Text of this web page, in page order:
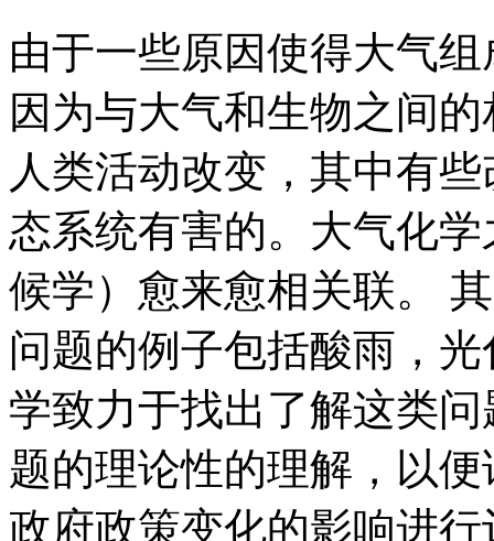
由于一些原因使得大气
因为与大气和生物之间
人类活动改变，其中有
态系统有害的。大气化
候学）愈来愈相关联。
问题的例子包括酸雨，
学致力于找出了解这类
题的理论性的理解，以
政府政策变化的影响进行